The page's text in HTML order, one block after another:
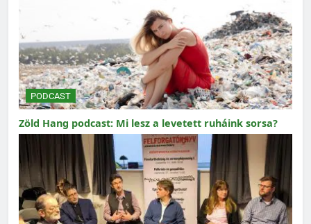
PODCAST
Zöld Hang podcast: Mi lesz a levetett ruháink sorsa?